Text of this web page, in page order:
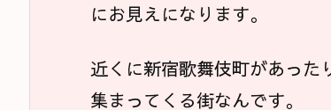
にお見えになります。
近くに新宿歌舞伎町があった
集まってくる街なんです。